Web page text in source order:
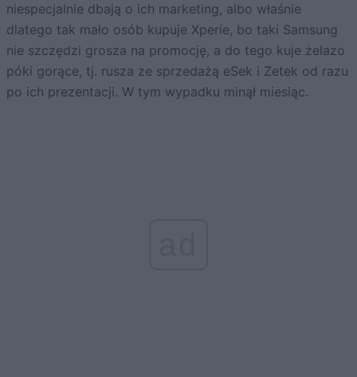
niespecjalnie dbają o ich marketing, albo właśnie
dlatego tak mało osób kupuje Xperie, bo taki Samsung
nie szczędzi grosza na promocję, a do tego kuje żelazo
póki gorące, tj. rusza ze sprzedażą eSek i Zetek od razu
po ich prezentacji. W tym wypadku minął miesiąc.